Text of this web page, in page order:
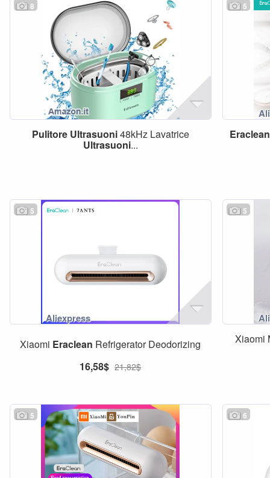
8
Pulitore Ultrasuoni48kHz Lavatrice
Ultrasuoni...
5
Eraclean
5
Xiaomi Eraclean Refrigerator Deodorizing
16,58$ 21,82$
5
Xiaomi
5 6